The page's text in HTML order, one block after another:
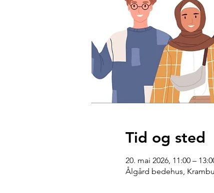
Tid og sted
20. mai 2026, 11:00 –
Ålgård bedehus,